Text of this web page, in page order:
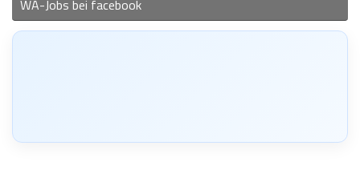
WA-Jobs bei facebook